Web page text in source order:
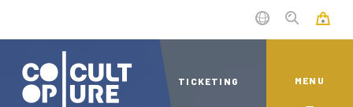
TICKETING MENU